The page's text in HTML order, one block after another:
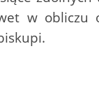
w obliczu